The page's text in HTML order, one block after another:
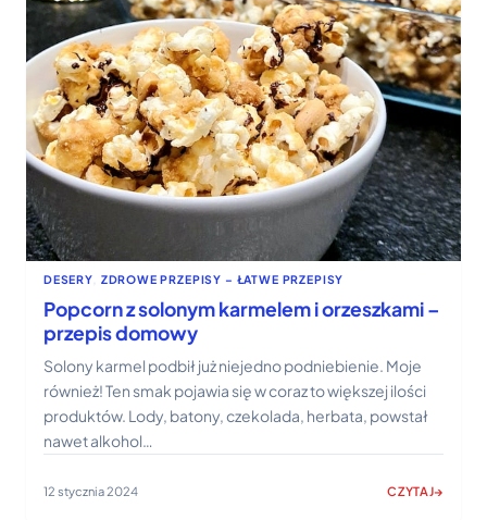
DESERY ZDROWE PRZEPISY – ŁATWE PRZEPISY
Popcorn z solonym karmelem i orzeszkami –
przepis domowy
Solony karmel podbił już niejedno podniebienie. Moje
również! Ten smak pojawia się w coraz to większej ilości
produktów. Lody, batony, czekolada, herbata, powstał
nawet alkohol…
12 stycznia 2024 CZYTAJ
: